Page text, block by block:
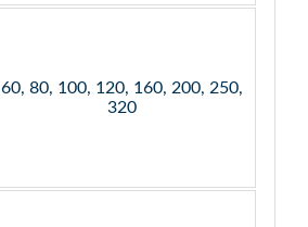
60, 80, 100, 120, 160, 200, 250,
320